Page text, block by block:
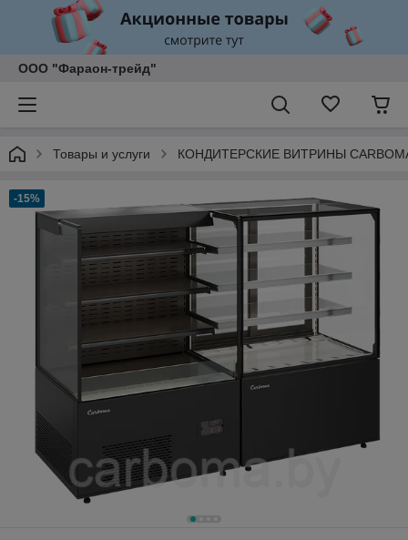
ООО "Фараон-трейд"
Товары и услуги КОНДИТЕРСКИЕ ВИТРИНЫ
-15%